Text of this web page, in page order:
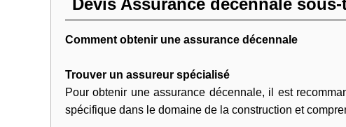
Devis Assurance décennale
Comment obtenir une assurance décennale
Trouver un assureur spécialisé
Pour obtenir une assurance décennale, il est
spécifique dans le domaine de la construction et